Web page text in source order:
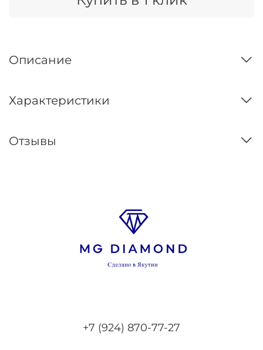
Описание
Характеристики
Отзывы
+7 (924) 870-77-27